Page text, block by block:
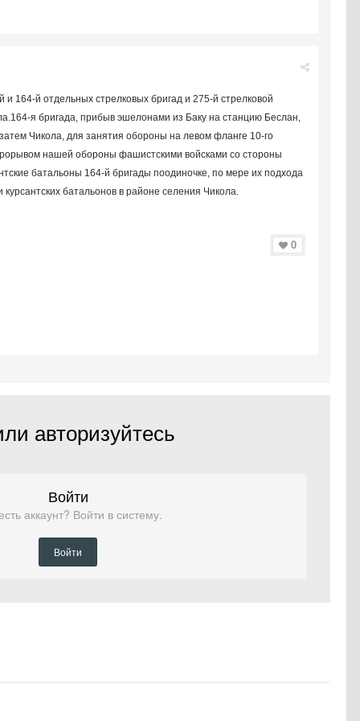
164-й отдельных стрел­ковых бригад и 275-й стрелковой
я бригада, прибыв эшелонами из Баку на станцию Беслан,
Чикола, для занятия обороны на левом фланге 10-го
нашей обороны фашистскими войсками со стороны
батальоны 164-й бригады по­одиночке, по мере их подхода
батальонов в районе селения Чикола.
0
авторизуйтесь
Войти
аккаунт? Войти в систему.
Войти